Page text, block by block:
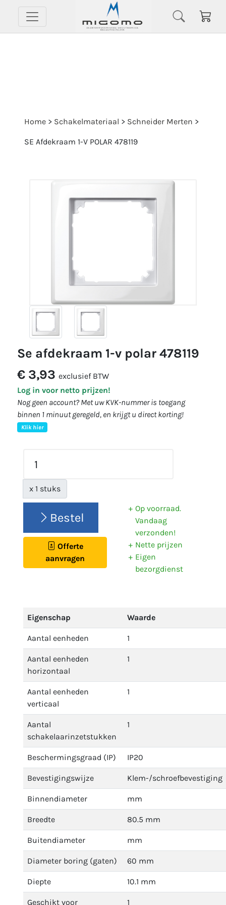
Home > Schakelmateriaal > Schneider Merten >
SE Afdekraam 1-V POLAR 478119
se afdekraam 1-v polar 478119
€ 3,93 exclusief BTW
Log in voor netto prijzen!
Nog geen account? Met uw KVK-nummer is toegang
binnen 1 minuut geregeld, en krijgt u direct korting!
Klik hier
x 1 stuks
Bestel
Offerte
aanvragen
Op voorraad.
Vandaag
verzonden!
Nette prijzen
Eigen
bezorgdienst
Eigenschap Waarde
Aantal eenheden 1
Aantal eenheden
horizontaal
1
Aantal eenheden
verticaal
1
Aantal
schakelaarinzetstukken
1
Beschermingsgraad (IP) IP20
Bevestigingswijze Klem-/schroefbevestiging
Binnendiameter mm
Breedte 80.5 mm
Buitendiameter mm
Diameter boring (gaten) 60 mm
Diepte 10.1 mm
Geschikt voor 1